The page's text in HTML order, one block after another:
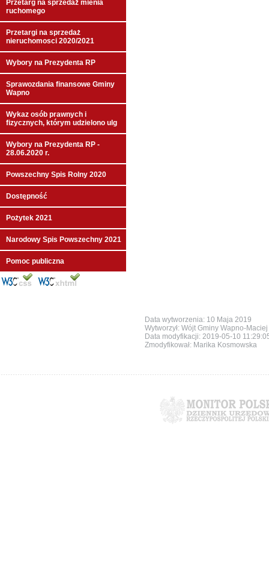
Przetarg na sprzedaż mienia
ruchomego
Przetargi na sprzedaż
nieruchomosci 2020/2021
Wybory na Prezydenta RP
Sprawozdania finansowe Gminy
Wapno
Wykaz osób prawnych i
fizycznych, którym udzielono ulg
Wybory na Prezydenta RP -
28.06.2020 r.
Powszechny Spis Rolny 2020
Dostępność
Pożytek 2021
Narodowy Spis Powszechny 2021
Pomoc publiczna
Data wytworzenia: 10 Maja 2019
Wytworzył: Wójt Gminy Wapno-
Data modyfikacji: 2019-05-10
Zmodyfikował: Marika Kosmowska